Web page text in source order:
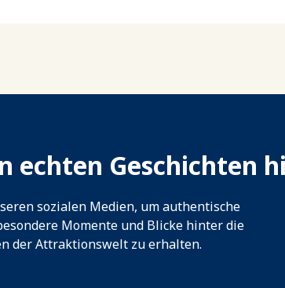
echten Geschichten
sozialen Medien, um authentische
Momente und Blicke hinter die
der Attraktionswelt zu erhalten.